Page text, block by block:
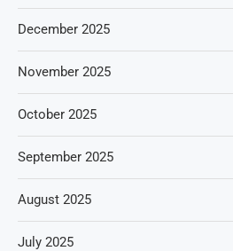
December 2025
November 2025
October 2025
September 2025
August 2025
July 2025